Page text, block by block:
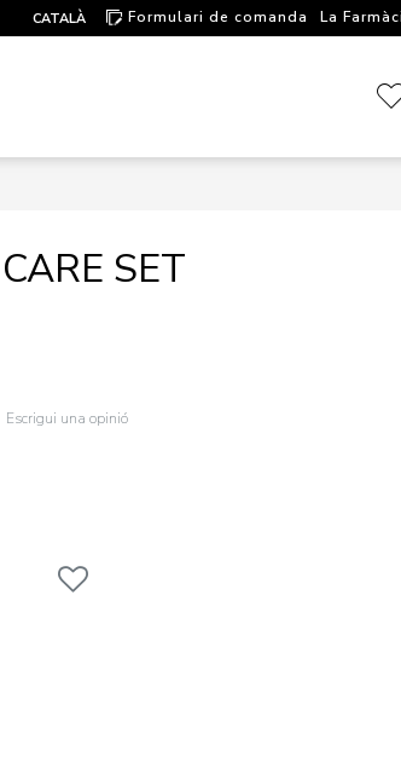
CATALÀ Formulari de comanda La
SET
Escrigui una opinió